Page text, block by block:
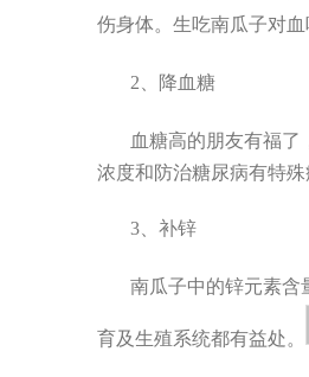
伤身体。生吃南瓜子对
2 、降血糖
血糖高的朋友有福
浓度和防治糖尿病有特殊
3 、补锌
南瓜子中的锌元素含
育及生殖系统都有益处。